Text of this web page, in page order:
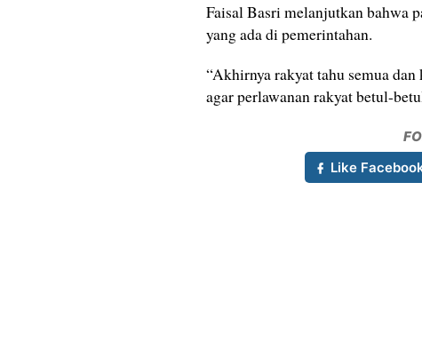
Faisal Basri melanjutkan bahwa
yang ada di pemerintahan.
“Akhirnya rakyat tahu semua
agar perlawanan rakyat betul-
Like